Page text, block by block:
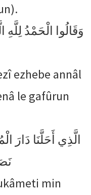
وَقَالُوا الْحَمْدُ
ezhebe annâl
le gafûrun
الَّذِي أَحَلَّنَا دَارَ
min